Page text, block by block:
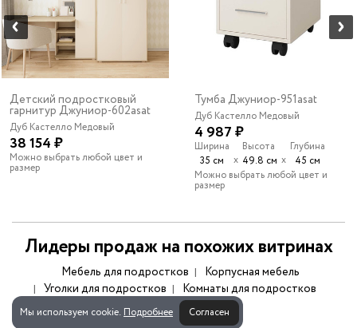
Мы используем cookie. Подробнее Согласен
Детский подростковый
гарнитур Джуниор-602asat
Дуб Кастелло Медовый
38 154 ₽
Можно выбрать любой цвет и
размер
Тумба Джуниор-951asat
Дуб Кастелло Медовый
4 987 ₽
Ширина
35 см
х
Высота
49.8 см х
Глубина
45 см
Можно выбрать любой цвет и
размер
Лидеры продаж на похожих витринах
Мебель для подростков
Корпусная мебель
Уголки для подростков
Комнаты для подростков